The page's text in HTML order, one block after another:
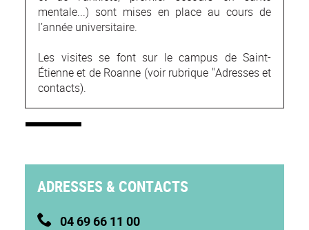
mentale...) sont mises en place au cours de
l’année universitaire.
Les visites se font sur le campus de Saint-
Étienne et de Roanne (voir rubrique "Adresses et
contacts).
ADRESSES & CONTACTS
04 69 66 11 00